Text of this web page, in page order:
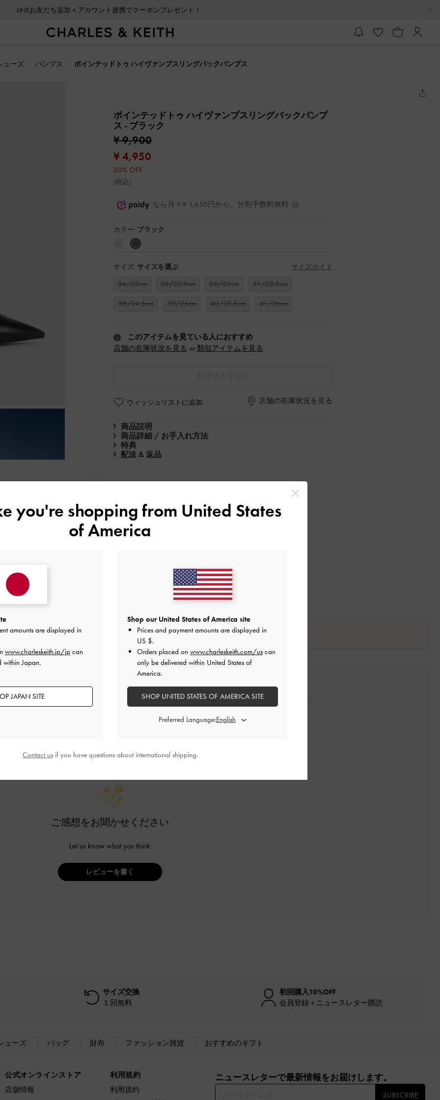
LINEお友だち追加＋アカウント連携でクーポンプレゼント！
ューズ パンプス ポインテッドトゥ ハイヴァンプスリングバックパンプス
ポインテッドトゥ ハイヴァンプスリングバックパンプ
ス - ブラック
¥ 9,900
¥ 4,950
50% OFF
(税込)
なら月々¥ 1,650円から。分割手数料無料
カラー: ブラック
サイズ: サイズを選ぶ サイズガイド
34/22cm 35/22.5cm 36/23cm
37/23.5cm
38/24.5cm
39/25cm 40/25.5cm 41/26cm
このアイテムを見ている人におすすめ
店舗の在庫状況を見る or 類似アイテムを見る
ウィッシュリストに追加 店舗の在庫状況を見る
商品説明
商品詳細 / お手入れ方法
特典
配送 & 返品
戻る次
レビューは購入した方のみ投稿ができます。
ご感想をお聞かせください
Let us know what you think
レビューを書く
サイズ交換
１回無料
初回購入10%OFF
会員登録＋ニュースレター購読
ューズ バッグ 財布 ファッション雑貨 おすすめのギフト
公式オンラインストア
店舗情報
利用規約
利用規約
ニュースレターで最新情報をお届けします。​
SUBSCRIBE
you're shopping from United States
of America
amounts are displayed in
www.charleskeith.jp/jp can
within Japan.
JAPAN SITE
Shop our United States of America site
Prices and payment amounts are displayed in
US $.
Orders placed on www.charleskeith.com/us can
only be delivered within United States of
America.
SHOP UNITED STATES OF AMERICA SITE
Preferred Language:
Contact usif you have questions about international shipping.